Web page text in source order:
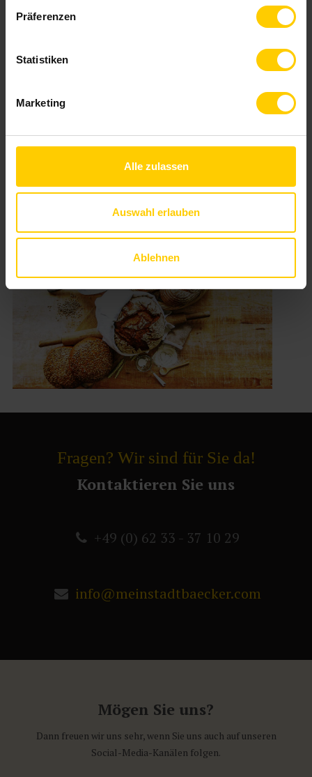
Präferenzen
Statistiken
Marketing
Alle zulassen
Auswahl erlauben
Ablehnen
Fragen? Wir sind für Sie da!
Kontaktieren Sie uns
+49 (0) 62 33 - 37 10 29
info@meinstadtbaecker.com
Mögen Sie uns?
Dann freuen wir uns sehr, wenn Sie uns auch auf unseren
Social-Media-Kanälen folgen.